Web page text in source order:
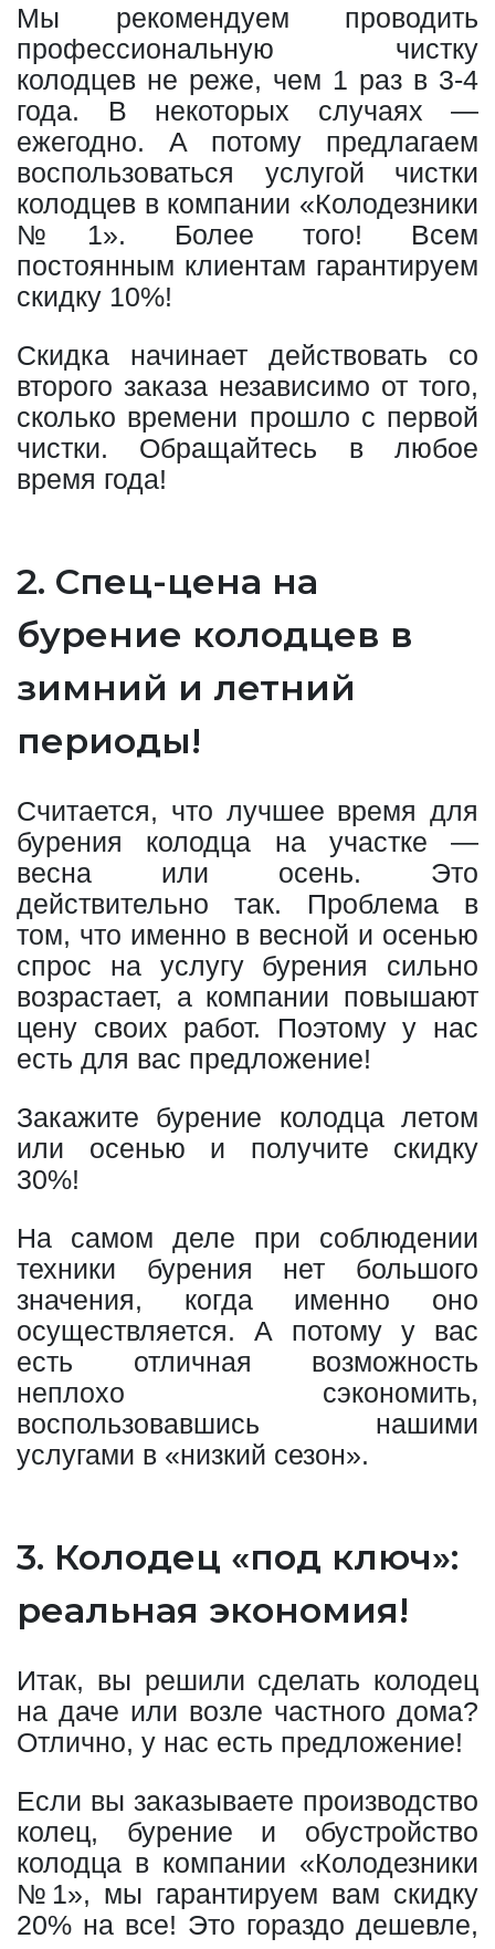
Мы рекомендуем проводить
профессиональную чистку
колодцев не реже, чем 1 раз в 3-4
года. В некоторых случаях —
ежегодно. А потому предлагаем
воспользоваться услугой чистки
колодцев в компании «Колодезники
№1». Более того! Всем
постоянным клиентам гарантируем
скидку 10%!
Скидка начинает действовать со
второго заказа независимо от того,
сколько времени прошло с первой
чистки. Обращайтесь в любое
время года!
2. Спец-цена на
бурение колодцев в
зимний и летний
периоды!
Считается, что лучшее время для
бурения колодца на участке —
весна или осень. Это
действительно так. Проблема в
том, что именно в весной и осенью
спрос на услугу бурения сильно
возрастает, а компании повышают
цену своих работ. Поэтому у нас
есть для вас предложение!
Закажите бурение колодца летом
или осенью и получите скидку
30%!
На самом деле при соблюдении
техники бурения нет большого
значения, когда именно оно
осуществляется. А потому у вас
есть отличная возможность
неплохо сэкономить,
воспользовавшись нашими
услугами в «низкий сезон».
3. Колодец «под ключ»:
реальная экономия!
Итак, вы решили сделать колодец
на даче или возле частного дома?
Отлично, у нас есть предложение!
Если вы заказываете производство
колец, бурение и обустройство
колодца в компании «Колодезники
№1», мы гарантируем вам скидку
20% на все! Это гораздо дешевле,